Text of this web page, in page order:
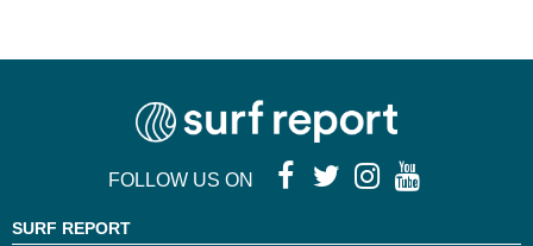
FOLLOW US ON
SURF REPORT